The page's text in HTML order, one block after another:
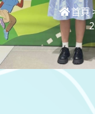
首頁